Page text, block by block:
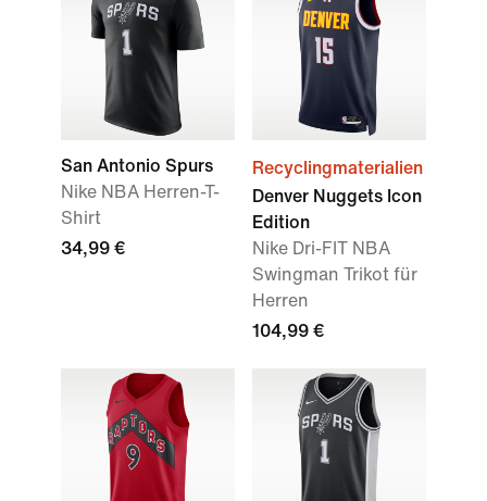
San Antonio Spurs
Nike NBA Herren-T-
Shirt
34,99 €
Recyclingmaterialien
Denver Nuggets Icon
Edition
Nike Dri-FIT NBA
Swingman Trikot für
Herren
104,99 €